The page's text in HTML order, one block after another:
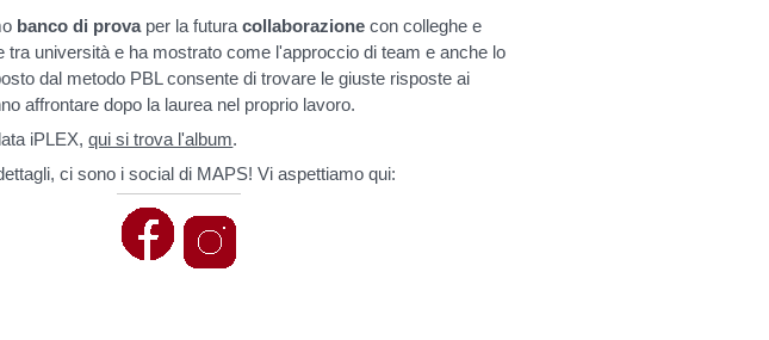
banco di provaper la futuracollaborazione con colleghe e
tra università e ha mostrato come l'approccio di team e anche lo
dal metodo PBL consente di trovare le giuste risposte ai
affrontare dopo la laurea nel proprio lavoro.
iPLEX,qui si trova l'album.
ci sono i social di MAPS! Vi aspettiamo qui: